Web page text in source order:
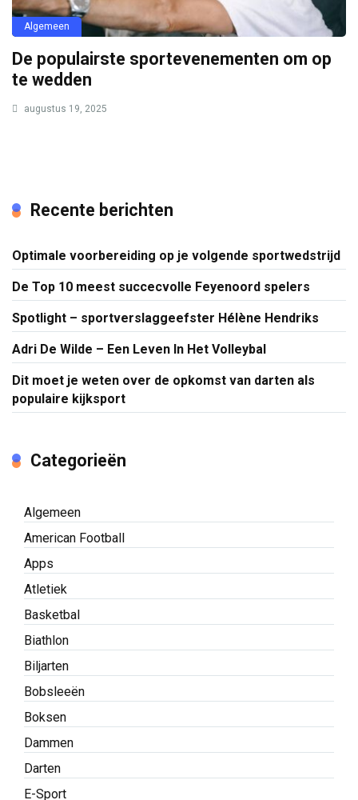
Algemeen
De populairste sportevenementen om op
te wedden
augustus 19, 2025
Recente berichten
Optimale voorbereiding op je volgende sportwedstrijd
De Top 10 meest succecvolle Feyenoord spelers
Spotlight – sportverslaggeefster Hélène Hendriks
Adri De Wilde – Een Leven In Het Volleybal
Dit moet je weten over de opkomst van darten als
populaire kijksport
Categorieën
Algemeen
American Football
Apps
Atletiek
Basketbal
Biathlon
Biljarten
Bobsleeën
Boksen
Dammen
Darten
E-Sport